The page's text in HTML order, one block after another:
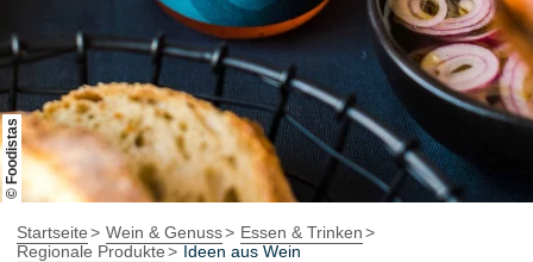
Buchung & Service
ShopRheinhessen-Blog Karte
© Foodistas
Startseite Wein & Genuss
Essen & Trinken
Regionale Produkte
Ideen aus Wein